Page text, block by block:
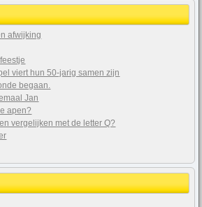
afwijking
viert hun 50-jarig samen zijn
begaan.
Jan
apen?
vergelijken met de letter Q?